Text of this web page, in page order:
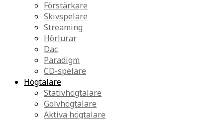
Förstärkare
Skivspelare
Streaming
Hörlurar
Dac
Paradigm
CD-spelare
Högtalare
Stativhögtalare
Golvhögtalare
Aktiva högtalare